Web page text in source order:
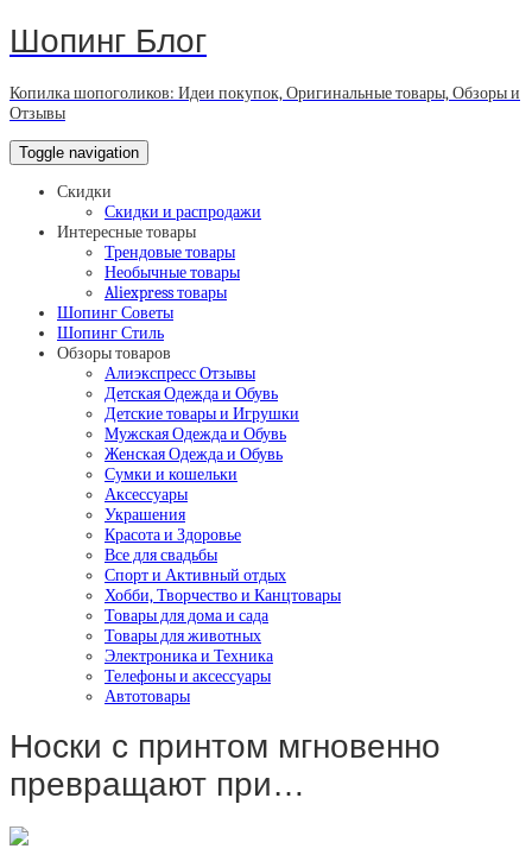
Шопинг Блог
Копилка шопоголиков: Идеи покупок, Оригинальные товары, Обзоры и
Отзывы
Toggle navigation
Скидки
Скидки и распродажи
Интересные товары
Трендовые товары
Необычные товары
Aliexpress товары
Шопинг Советы
Шопинг Стиль
Обзоры товаров
Алиэкспресс Отзывы
Детская Одежда и Обувь
Детские товары и Игрушки
Мужская Одежда и Обувь
Женская Одежда и Обувь
Сумки и кошельки
Аксессуары
Украшения
Красота и Здоровье
Все для свадьбы
Спорт и Активный отдых
Хобби, Творчество и Канцтовары
Товары для дома и сада
Товары для животных
Электроника и Техника
Телефоны и аксессуары
Автотовары
Носки с принтом мгновенно
превращают при…